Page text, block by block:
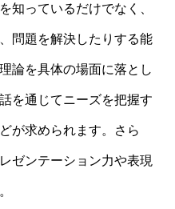
知っているだけでなく、
問題を解決したりする能
論を具体の場面に落とし
を通じてニーズを把握す
が求められます。さら
ゼンテーション力や表現